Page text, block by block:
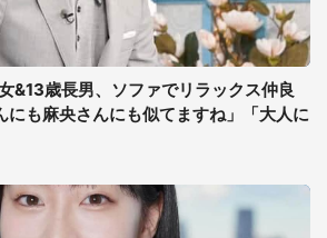
&13歳長男、ソファでリラックス仲良
にも麻央さんにも似てますね」「大人に